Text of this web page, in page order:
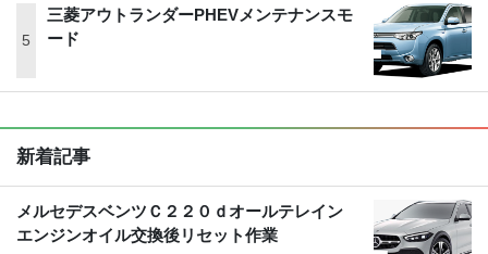
三菱アウトランダーPHEVメンテナンスモ
ード
新着記事
メルセデスベンツＣ２２０ｄオールテレイン
エンジンオイル交換後リセット作業